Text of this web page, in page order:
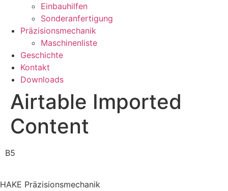
Einbauhilfen
Sonderanfertigung
Präzisionsmechanik
Maschinenliste
Geschichte
Kontakt
Downloads
Airtable Imported
Content
B5
HAKE Präzisionsmechanik